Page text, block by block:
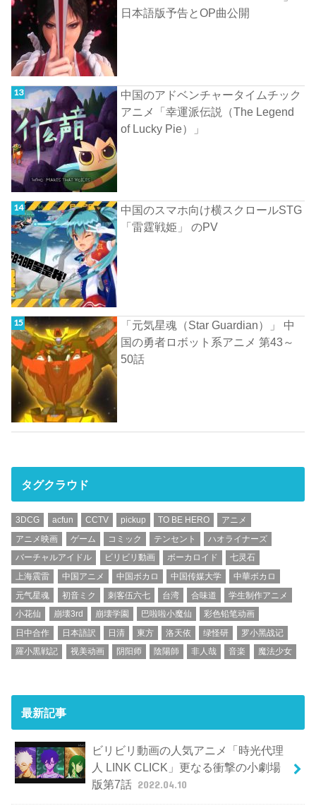
日本語版予告とOP曲公開
中国のアドベンチャータイムチック
アニメ「幸運派伝説（The Legend
of Lucky Pie）」
中国のスマホ向け横スクロールSTG
「雷霆戦姫」 のPV
「元気星魂（Star Guardian）」 中
国の勇者ロボット系アニメ 第43～
50話
タグクラウド
3DCG acfun CCTV pickup TO BE HERO
アニメ
アニメ映画
ゲーム コミック テンセント
ハオライナーズ
バーチャルアイドル
ビリビリ動画 ボーカロイド
七灵石
上海震雷
中国アニメ 中国ボカロ 中国传媒大学
中華ボカロ
元气星魂
初音ミク 刺客伍六七 台湾 合味道
学生制作アニメ
小花仙
崩壊3rd 崩壊学園 巴啦啦小魔仙
彩色铅笔动画
日中合作
日本語訳 日清 東方 洛天依 绿怪研
罗小黑战记
羅小黒戦記
视美动画 阴阳师 陰陽師 非人哉 音楽 魔法少女
最新記事
ビリビリ動画の人気アニメ「時光代理
人 LINK CLICK」更なる衝撃の小劇場
版第7話 2022.04.10